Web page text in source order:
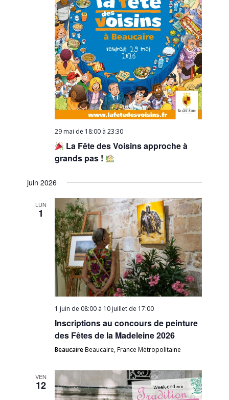
29 mai de 18:00 à23:30
La Fête des Voisins approche à
grands pas !
juin 2026
LUN
1
1 juin de 08:00 à 10 juillet de 17:00
Inscriptions au concours de peinture
des Fêtes de la Madeleine 2026
BeaucaireBeaucaire, France Métropolitaine
VEN
12